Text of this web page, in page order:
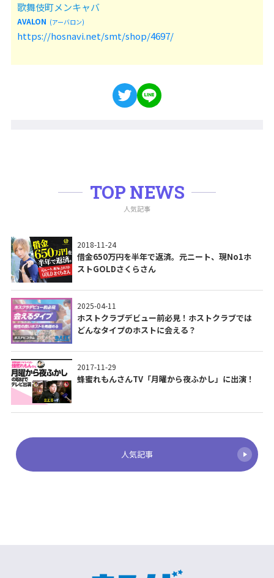
歌舞伎町メンキャバ
AVALON (アーバロン)
https://hosnavi.net/smt/shop/4697/
TOP NEWS
人気記事
2018-11-24
借金650万円を半年で返済。元ニート、現No1ホ
ストGOLDさくらさん
2025-04-11
ホストクラブデビュー前必見！ホストクラブでは
どんなタイプのホストに会える？
2017-11-29
蜂蜜れもんさんTV「月曜から夜ふかし」に出演！
人気記事